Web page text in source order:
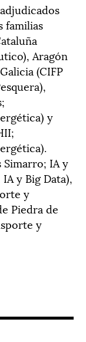
familias
Aragón
(CIFP
y
Simarro; IA y
y Big Data),
y
Piedra de
y